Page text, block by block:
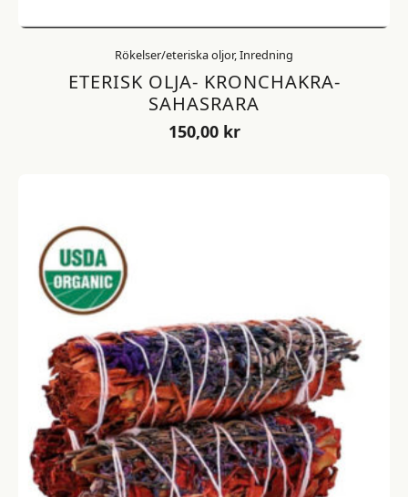
Rökelser/eteriska oljor, Inredning
ETERISK OLJA- KRONCHAKRA-
SAHASRARA
150,00 kr